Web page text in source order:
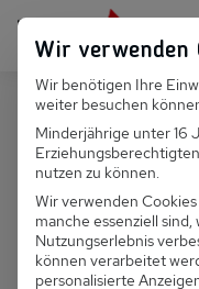
Persönlich für dich da:
Suchfeld
PL 034.016D
Baltica
Wir verwenden
Wir benötigen Ihre
weiter besuchen
Minderjährige unter 16
nutzen zu können.
Wir verwenden
manche essenziell
Nutzungserlebnis
können verarbeitet
personalisierte